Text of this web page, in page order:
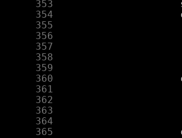
    353
    354
    355
    356
    357
    358
    359
    360
    361
    362
    363
    364
    365